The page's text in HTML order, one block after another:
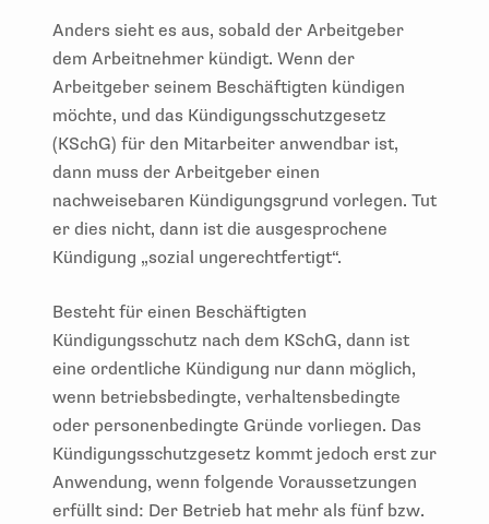
Anders sieht es aus, sobald der Arbeitgeber
dem Arbeitnehmer kündigt. Wenn der
Arbeitgeber seinem Beschäftigten kündigen
möchte, und das Kündigungsschutzgesetz
(KSchG) für den Mitarbeiter anwendbar ist,
dann muss der Arbeitgeber einen
nachweisebaren Kündigungsgrund vorlegen. Tut
er dies nicht, dann ist die ausgesprochene
Kündigung „sozial ungerechtfertigt“.
Besteht für einen Beschäftigten
Kündigungsschutz nach dem KSchG, dann ist
eine ordentliche Kündigung nur dann möglich,
wenn betriebsbedingte, verhaltensbedingte
oder personenbedingte Gründe vorliegen. Das
Kündigungsschutzgesetz kommt jedoch erst zur
Anwendung, wenn folgende Voraussetzungen
erfüllt sind: Der Betrieb hat mehr als fünf bzw.